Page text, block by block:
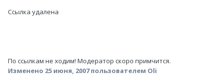
Ссылка удалена
По ссылкам не ходим! Модератор скоро примчится.
Изменено 25 июня, 2007пользователем Oli